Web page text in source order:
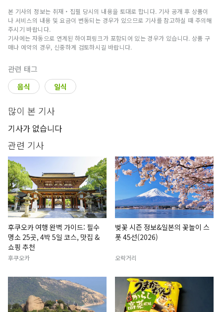
본 기사의 정보는 취재・집필 당시의 내용을 토대로 합니다. 기사 공개 후 상품이
나 서비스의 내용 및 요금이 변동되는 경우가 있으므로 기사를 참고하실 때 주의해
주시기 바랍니다.
기사에는 자동으로 연계된 하이퍼링크가 포함되어 있는 경우가 있습니다. 상품 구
매나 예약의 경우, 신중하게 검토하시길 바랍니다.
관련 태그
음식 일식
많이 본 기사
기사가 없습니다
관련 기사
후쿠오카 여행 완벽 가이드: 필수
명소 25곳, 4박 5일 코스, 맛집 &
쇼핑 추천
후쿠오카
벚꽃 시즌 정보&일본의 꽃놀이 스
폿 45선(2026)
오락거리